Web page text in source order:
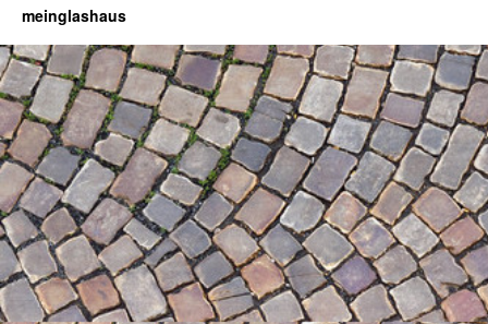
meinglashaus